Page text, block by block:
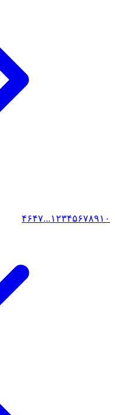
۱۲۳۴۵۶۷۸۹۱۰ ... ۴۶۴۷